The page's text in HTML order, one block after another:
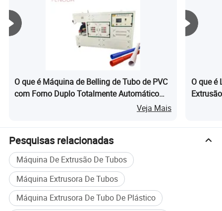
equipe de técnicos qualificados e os processos de
controle de qualidade rigoroso, realizamos
constantemente oferecer produtos de alta qualidade a
preços competitivos.
Aproveitando esses pontos fortes, estamos empenhados
em promover parcerias de longo prazo com clientes em
todo o mundo, visando o crescimento mútuo e sucesso
compartilhado. Apoiamos calorosamente o convidamos
para colaborar connosco e experimentar a Zhaoxing
O que é Máquina de Belling de Tubo de PVC
com Forno Duplo Totalmente Automático
Veja Mais
O que é
Pesquisas relacionadas
Máquina De Extrusão De Tubos
Máquina Extrusora De Tubos
Máquina Extrusora De Tubo De Plástico